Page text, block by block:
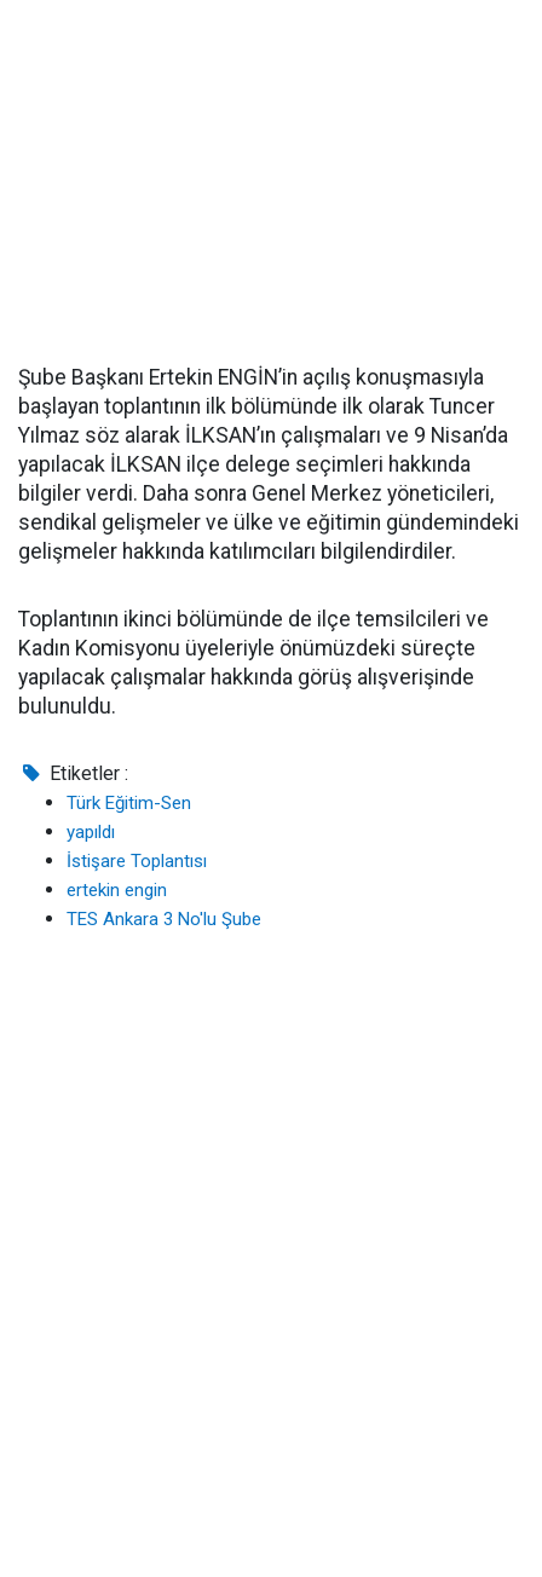
Şube Başkanı Ertekin ENGİN’in açılış konuşmasıyla
başlayan toplantının ilk bölümünde ilk olarak Tuncer
Yılmaz söz alarak İLKSAN’ın çalışmaları ve 9 Nisan’da
yapılacak İLKSAN ilçe delege seçimleri hakkında
bilgiler verdi. Daha sonra Genel Merkez yöneticileri,
sendikal gelişmeler ve ülke ve eğitimin gündemindeki
gelişmeler hakkında katılımcıları bilgilendirdiler.
Toplantının ikinci bölümünde de ilçe temsilcileri ve
Kadın Komisyonu üyeleriyle önümüzdeki süreçte
yapılacak çalışmalar hakkında görüş alışverişinde
bulunuldu.
Etiketler :
Türk Eğitim-Sen
yapıldı
İstişare Toplantısı
ertekin engin
TES Ankara 3 No'lu Şube